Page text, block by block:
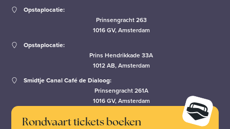
Opstaplocatie:
Prinsengracht 263
1016 GV, Amsterdam
Opstaplocatie:
Prins Hendrikkade 33A
1012 AB, Amsterdam
Smidtje Canal Café de Dialoog:
Prinsengracht 261A
1016 GV, Amsterdam
Rondvaart tickets boeken